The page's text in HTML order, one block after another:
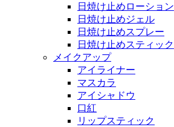
日焼け止めローション
日焼け止めジェル
日焼け止めスプレー
日焼け止めスティック
メイクアップ
アイライナー
マスカラ
アイシャドウ
口紅
リップスティック